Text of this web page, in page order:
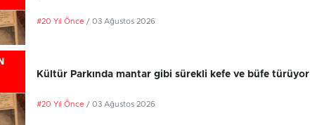
#20 Yıl Önce / 03 Ağustos 2026
Kültür Parkında mantar gibi sürekli kefe ve büfe türüyor
#20 Yıl Önce / 03 Ağustos 2026